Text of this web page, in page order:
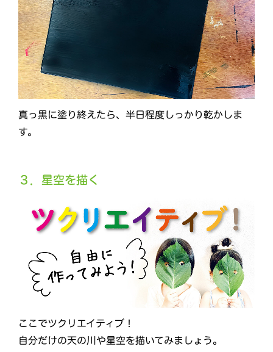
真っ黒に塗り終えたら、半日程度しっかり乾かしま
す。
３．星空を描く
ここでツクリエイティブ！
自分だけの天の川や星空を描いてみましょう。